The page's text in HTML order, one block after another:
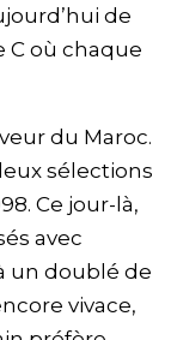
de
C où chaque
du Maroc.
sélections
Ce jour-là,
avec
un doublé de
vivace,